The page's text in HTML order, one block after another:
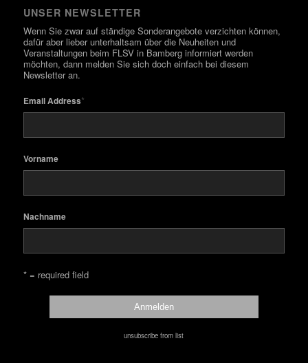
UNSER NEWSLETTER
Wenn Sie zwar auf ständige Sonderangebote verzichten können,
dafür aber lieber unterhaltsam über die Neuheiten und
Veranstaltungen beim FLSV in Bamberg informiert werden
möchten, dann melden Sie sich doch einfach bei diesem
Newsletter an.
Email Address*
Vorname
Nachname
* = required field
unsubscribe from list